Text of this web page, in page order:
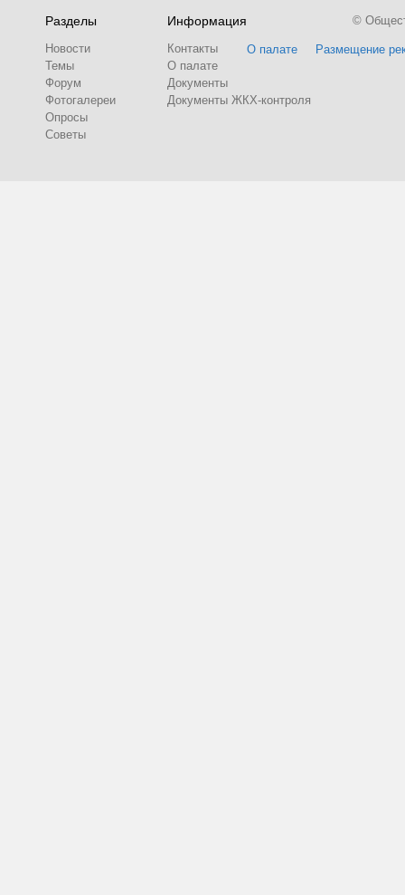
Разделы
Новости
Темы
Форум
Фотогалереи
Опросы
Советы
Информация
Контакты
О палате
Документы
Документы ЖКХ-контроля
О палате Размещение
©